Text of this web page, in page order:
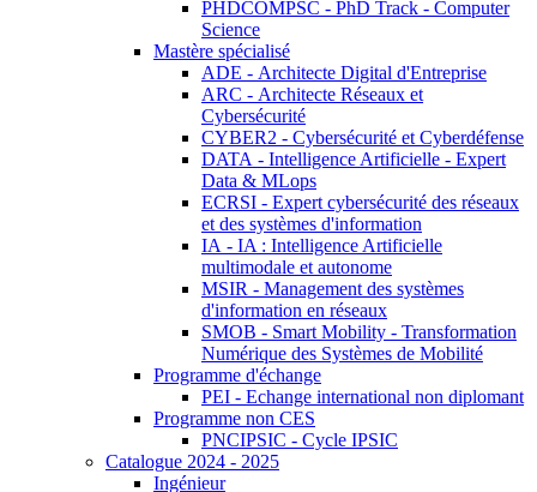
PHDCOMPSC - PhD Track - Computer
Science
Mastère spécialisé
ADE - Architecte Digital d'Entreprise
ARC - Architecte Réseaux et
Cybersécurité
CYBER2 - Cybersécurité et Cyberdéfense
DATA - Intelligence Artificielle - Expert
Data & MLops
ECRSI - Expert cybersécurité des réseaux
et des systèmes d'information
IA - IA : Intelligence Artificielle
multimodale et autonome
MSIR - Management des systèmes
d'information en réseaux
SMOB - Smart Mobility - Transformation
Numérique des Systèmes de Mobilité
Programme d'échange
PEI - Echange international non diplomant
Programme non CES
PNCIPSIC - Cycle IPSIC
Catalogue 2024 - 2025
Ingénieur